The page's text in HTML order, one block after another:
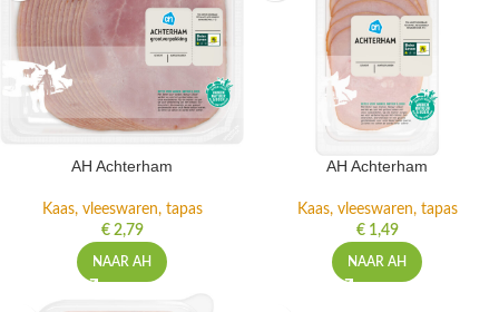
AH Achterham
Kaas, vleeswaren, tapas
€2,79
NAAR AH
AH Achterham
Kaas, vleeswaren, tapas
€1,49
NAAR AH